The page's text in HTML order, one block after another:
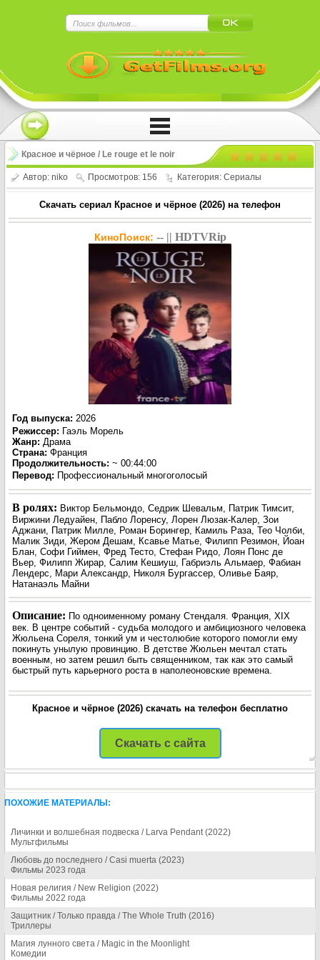
Красное и чёрное / Le rouge et le noir
(2026)
Автор: niko Просмотров: 156 Категория: Сериалы
Скачать сериал Красное и чёрное (2026) на телефон
КиноПоиск: -- || HDTVRip
Год выпуска: 2026
Режиссер: Гаэль Морель
Жанр: Драма
Страна: Франция
Продолжительность: ~ 00:44:00
Перевод: Профессиональный многоголосый
В ролях: Виктор Бельмондо, Седрик Шевальм, Патрик Тимсит,
Виржини Ледуайен, Пабло Лоренсу, Лорен Люзак-Калер, Зои
Аджани, Патрик Милле, Роман Борингер, Камиль Раза, Тео Чолби,
Малик Зиди, Жером Дешам, Ксавье Матье, Филипп Резимон, Йоан
Блан, Софи Гиймен, Фред Тесто, Стефан Ридо, Лоян Понс де
Вьер, Филипп Жирар, Салим Кешиуш, Габриэль Альмаер, Фабиан
Лендерс, Мари Александр, Николя Бургассер, Оливье Баяр,
Натанаэль Майни
Описание: По одноименному роману Стендаля. Франция, XIX
век. В центре событий - судьба молодого и амбициозного человека
Жюльена Сореля, тонкий ум и честолюбие которого помогли ему
покинуть унылую провинцию. В детстве Жюльен мечтал стать
военным, но затем решил быть священником, так как это самый
быстрый путь карьерного роста в наполеоновские времена.
Красное и чёрное (2026) скачать на телефон бесплатно
Нажмите на
!!!Если Вы с телефона сперва нажмите на
троеточие в правом верхнем углу!!!
Скачать с сайта
ПОХОЖИЕ МАТЕРИАЛЫ:
Личинки и волшебная подвеска / Larva Pendant (2022)
Мультфильмы
Любовь до последнего / Casi muerta (2023)
Фильмы 2023 года
Новая религия / New Religion (2022)
Фильмы 2022 года
Защитник / Только правда / The Whole Truth (2016)
Триллеры
Магия лунного света / Magic in the Moonlight
Комедии